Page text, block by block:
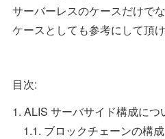
サーバーレスのケースだけで
ケースとしても参考にして頂
目次:
1. ALIS サーバサイド構成につ
1.1. ブロックチェーンの構成